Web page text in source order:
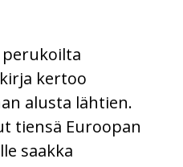
perukoilta
kertoo
alusta lähtien.
tiensä Euroopan
saakka